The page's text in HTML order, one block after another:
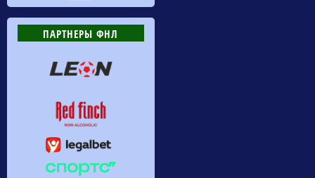
ПАРТНЕРЫ ФНЛ